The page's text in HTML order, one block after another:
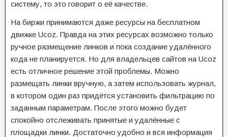
систему, то это говорит о её качестве.
На биржи принимаются даже ресурсы на бесплатном
движке Ucoz. Правда на этих ресурсах возможно только
ручное размещение линков и пока создание удалённого
кода не планируется. Но для владельцев сайтов на Ucoz
есть отличное решение этой проблемы. Можно
размещать линки вручную, а затем использовать журнал,
в котором один раз придётся установить фильтрацию по
заданным параметрам. После этого можно будет
спокойно отслеживать принятые и удалённые с
площадки линки. Достаточно удобно и вся информация